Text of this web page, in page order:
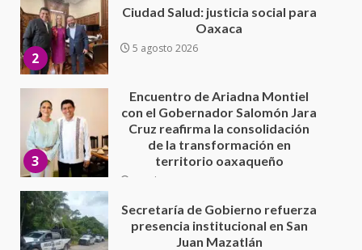
3
con el Gobernador Salomón Jara
Cruz reafirma la consolidación
de la transformación en
4
Secretaría de Gobierno refuerza
presencia institucional en San
Juan Mazatlán
20 julio 2026
Sanciona Municipio de Oaxaca
de Juárez caso de maltrato
animal tras denuncia ciudadana